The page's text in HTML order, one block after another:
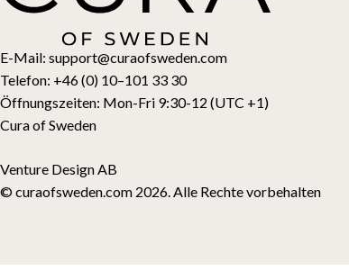
E-Mail: support@curaofsweden.com
Telefon: +46 (0) 10–101 33 30
Öffnungszeiten: Mon-Fri 9:30-12 (UTC +1)
Cura of Sweden
Venture Design AB
© curaofsweden.com 2026. Alle Rechte vorbehalten